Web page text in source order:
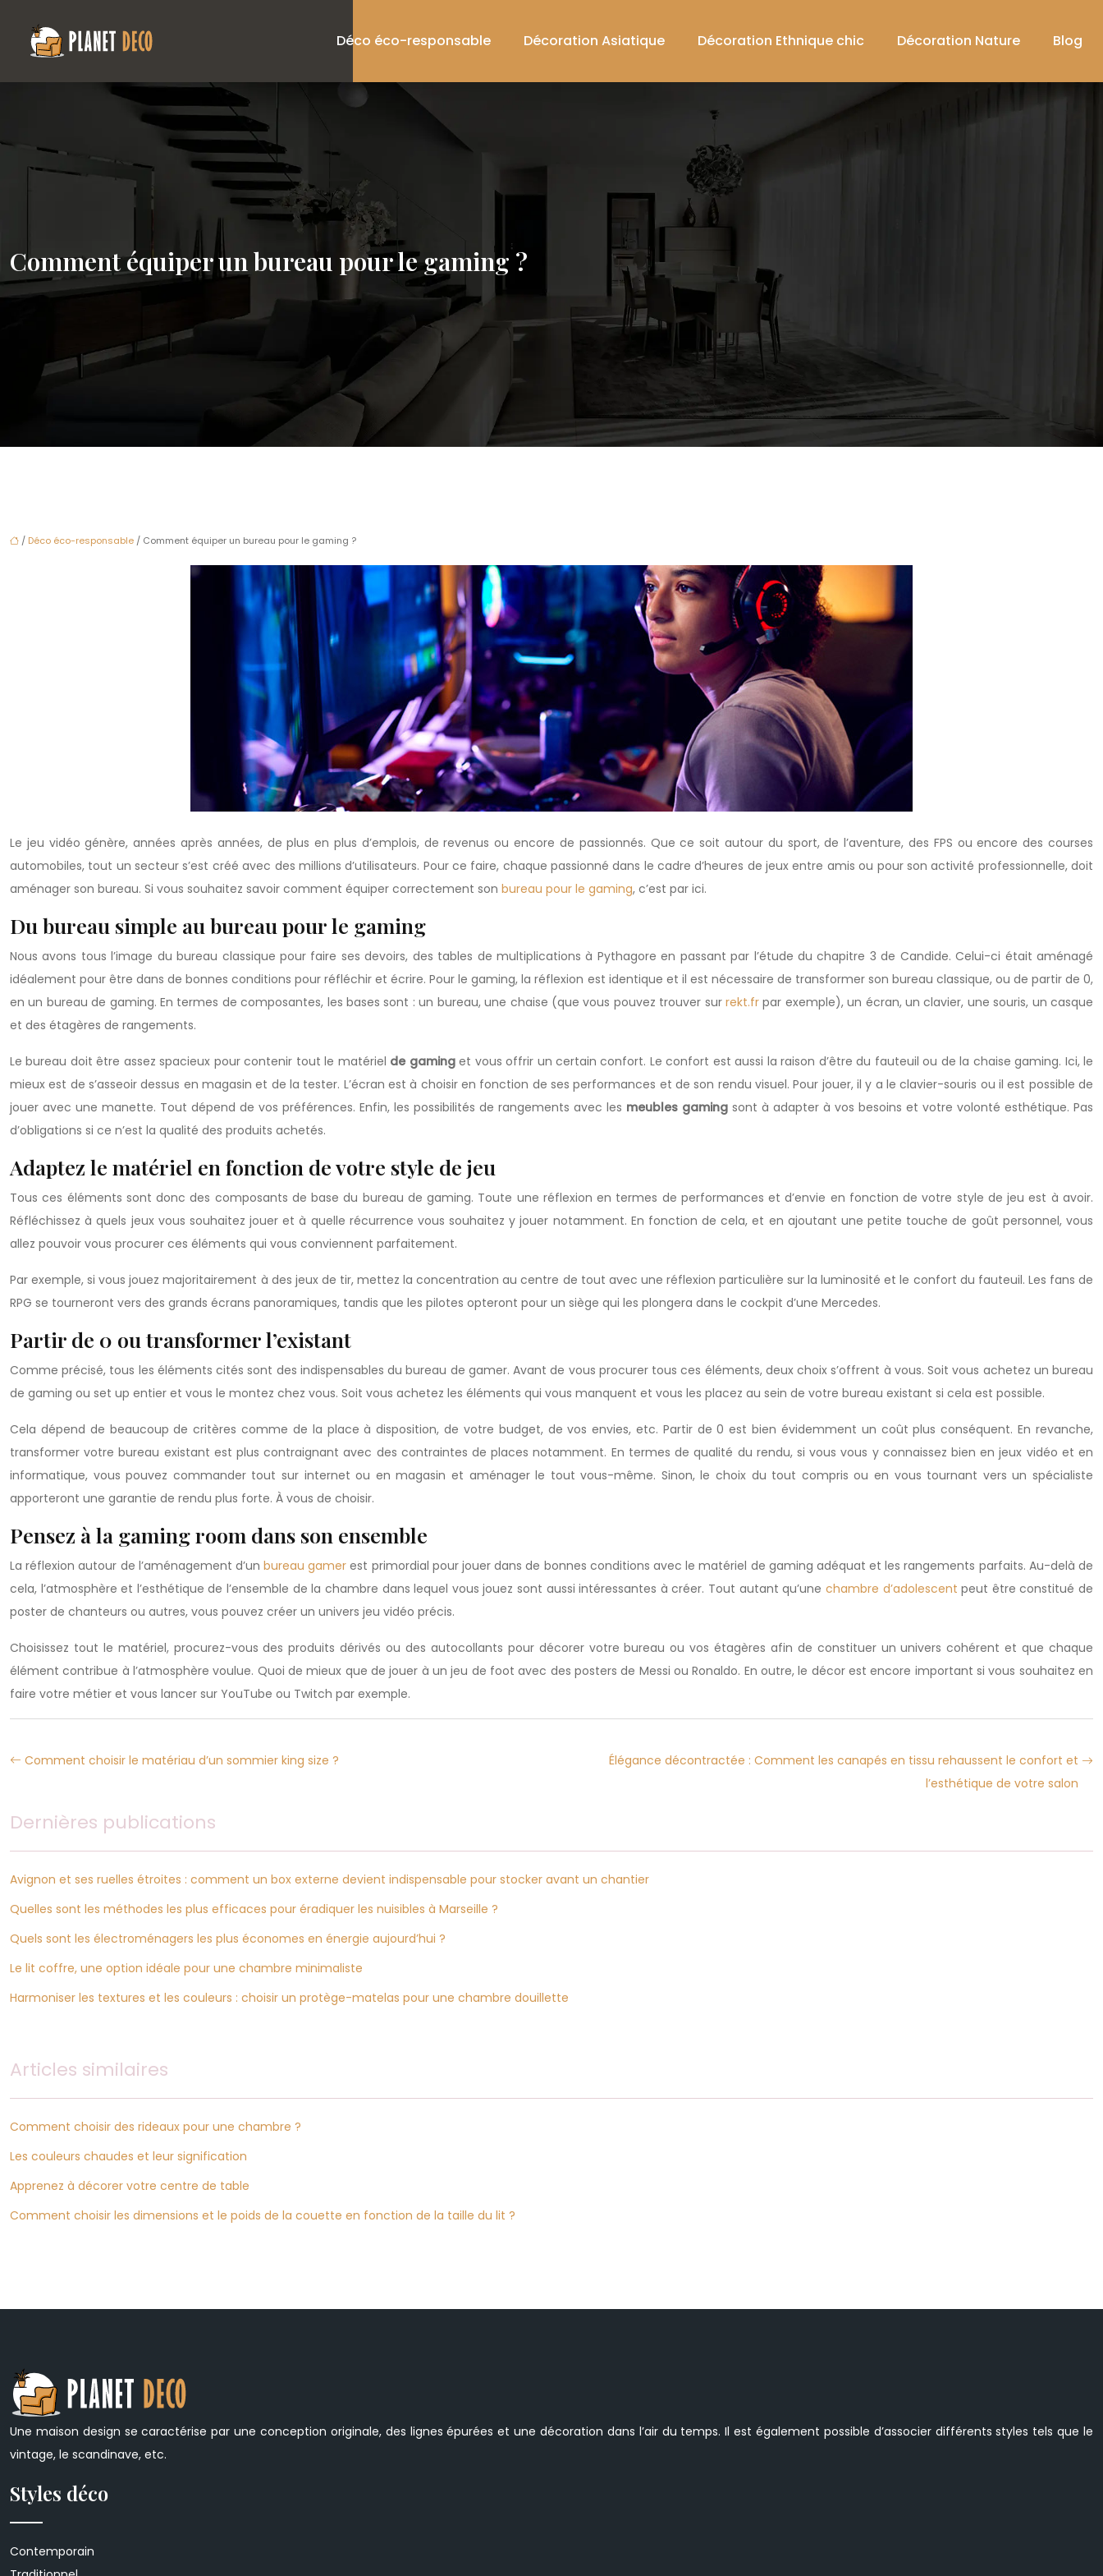
Déco éco-responsable Décoration Asiatique Décoration Ethnique chic Décoration Nature Blog
Comment équiper un bureau pour le gaming ?
/ Déco éco-responsable / Comment équiper un bureau pour le gaming ?
Le jeu vidéo génère, années après années, de plus en plus d’emplois, de revenus ou encore de passionnés. Que ce soit autour du sport, de l’aventure, des FPS ou encore des courses
automobiles, tout un secteur s’est créé avec des millions d’utilisateurs. Pour ce faire, chaque passionné dans le cadre d’heures de jeux entre amis ou pour son activité professionnelle, doit
aménager son bureau. Si vous souhaitez savoir comment équiper correctement son bureau pour le gaming, c’est par ici.
Du bureau simple au bureau pour le gaming
Nous avons tous l’image du bureau classique pour faire ses devoirs, des tables de multiplications à Pythagore en passant par l’étude du chapitre 3 de Candide. Celui-ci était aménagé
idéalement pour être dans de bonnes conditions pour réfléchir et écrire. Pour le gaming, la réflexion est identique et il est nécessaire de transformer son bureau classique, ou de partir de 0,
en un bureau de gaming. En termes de composantes, les bases sont : un bureau, une chaise (que vous pouvez trouver sur rekt.frpar exemple), un écran, un clavier, une souris, un casque
et des étagères de rangements.
Le bureau doit être assez spacieux pour contenir tout le matériel de gaminget vous offrir un certain confort. Le confort est aussi la raison d’être du fauteuil ou de la chaise gaming. Ici, le
mieux est de s’asseoir dessus en magasin et de la tester. L’écran est à choisir en fonction de ses performances et de son rendu visuel. Pour jouer, il y a le clavier-souris ou il est possible de
jouer avec une manette. Tout dépend de vos préférences. Enfin, les possibilités de rangements avec les meubles gaming sont à adapter à vos besoins et votre volonté esthétique. Pas
d’obligations si ce n’est la qualité des produits achetés.
Adaptez le matériel en fonction de votre style de jeu
Tous ces éléments sont donc des composants de base du bureau de gaming. Toute une réflexion en termes de performances et d’envie en fonction de votre style de jeu est à avoir.
Réfléchissez à quels jeux vous souhaitez jouer et à quelle récurrence vous souhaitez y jouer notamment. En fonction de cela, et en ajoutant une petite touche de goût personnel, vous
allez pouvoir vous procurer ces éléments qui vous conviennent parfaitement.
Par exemple, si vous jouez majoritairement à des jeux de tir, mettez la concentration au centre de tout avec une réflexion particulière sur la luminosité et le confort du fauteuil. Les fans de
RPG se tourneront vers des grands écrans panoramiques, tandis que les pilotes opteront pour un siège qui les plongera dans le cockpit d’une Mercedes.
Partir de 0 ou transformer l’existant
Comme précisé, tous les éléments cités sont des indispensables du bureau de gamer. Avant de vous procurer tous ces éléments, deux choix s’offrent à vous. Soit vous achetez un bureau
de gaming ou set up entier et vous le montez chez vous. Soit vous achetez les éléments qui vous manquent et vous les placez au sein de votre bureau existant si cela est possible.
Cela dépend de beaucoup de critères comme de la place à disposition, de votre budget, de vos envies, etc. Partir de 0 est bien évidemment un coût plus conséquent. En revanche,
transformer votre bureau existant est plus contraignant avec des contraintes de places notamment. En termes de qualité du rendu, si vous vous y connaissez bien en jeux vidéo et en
informatique, vous pouvez commander tout sur internet ou en magasin et aménager le tout vous-même. Sinon, le choix du tout compris ou en vous tournant vers un spécialiste
apporteront une garantie de rendu plus forte. À vous de choisir.
Pensez à la gaming room dans son ensemble
La réflexion autour de l’aménagement d’unbureau gamer est primordial pour jouer dans de bonnes conditions avec le matériel de gaming adéquat et les rangements parfaits. Au-delà de
cela, l’atmosphère et l’esthétique de l’ensemble de la chambre dans lequel vous jouez sont aussi intéressantes à créer. Tout autant qu’une chambre d’adolescentpeut être constitué de
poster de chanteurs ou autres, vous pouvez créer un univers jeu vidéo précis.
Choisissez tout le matériel, procurez-vous des produits dérivés ou des autocollants pour décorer votre bureau ou vos étagères afin de constituer un univers cohérent et que chaque
élément contribue à l’atmosphère voulue. Quoi de mieux que de jouer à un jeu de foot avec des posters de Messi ou Ronaldo. En outre, le décor est encore important si vous souhaitez en
faire votre métier et vous lancer sur YouTube ou Twitch par exemple.
Comment choisir le matériau d’un sommier king size ?
Élégance décontractée : Comment les canapés en tissu rehaussent le confort et
l’esthétique de votre salon
Dernières publications
Avignon et ses ruelles étroites : comment un box externe devient indispensable pour stocker avant un chantier
Quelles sont les méthodes les plus efficaces pour éradiquer les nuisibles à Marseille ?
Quels sont les électroménagers les plus économes en énergie aujourd’hui ?
Le lit coffre, une option idéale pour une chambre minimaliste
Harmoniser les textures et les couleurs : choisir un protège-matelas pour une chambre douillette
Articles similaires
Comment choisir des rideaux pour une chambre ?
Les couleurs chaudes et leur signification
Apprenez à décorer votre centre de table
Comment choisir les dimensions et le poids de la couette en fonction de la taille du lit ?
Une maison design se caractérise par une conception originale, des lignes épurées et une décoration dans l’air du temps. Il est également possible d’associer différents styles tels que le
vintage, le scandinave, etc.
Styles déco
Contemporain